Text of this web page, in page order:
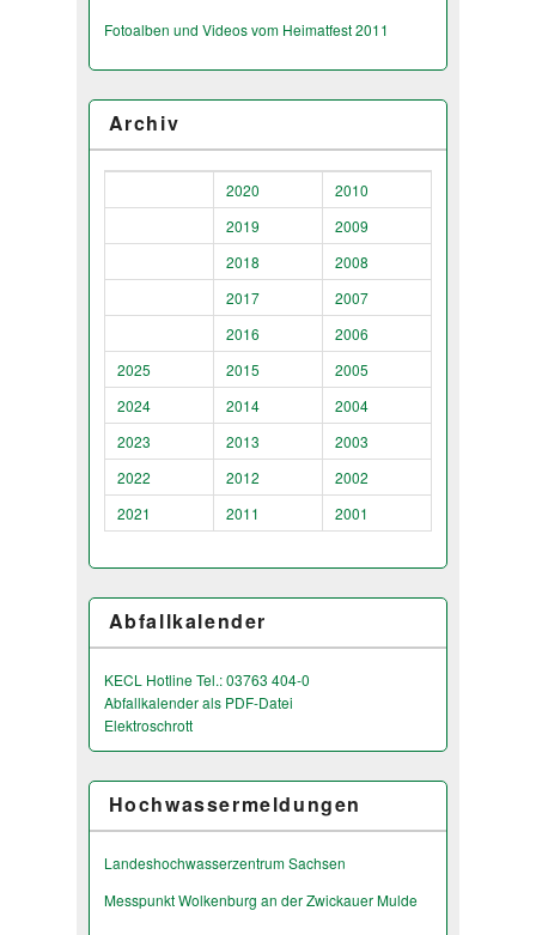
Fotoalben und Videos vom Heimatfest 2011
Archiv
2020
2010
2019
2009
2018
2008
2017
2007
2016
2006
2025
2015
2005
2024
2014
2004
2023
2013
2003
2022
2012
2002
2021
2011 2001
Abfallkalender
KECL Hotline Tel.: 03763 404-0
Abfallkalender als PDF-Datei
Elektroschrott
Hochwassermeldungen
Landeshochwas­serzentrum Sachsen
Messpunkt Wolkenburg an der Zwickauer Mulde